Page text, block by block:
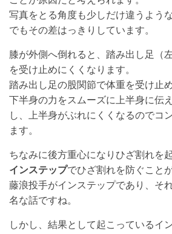
写真をとる角度も少しだけ違うよう
でもその差はっきりしています。
膝が外側へ倒れると、踏み出し足（
を受け止めにくくなります。
踏み出し足の股関節で体重を受け止
下半身の力をスムーズに上半身に伝
し、上半身がぶれにくくなるのでコ
ます。
ちなみに後方重心になりひざ割れを
インステップでひざ割れを防ぐこと
藤浪投手がインステップであり、そ
名な話ですね。
しかし、結果として起こっているイ